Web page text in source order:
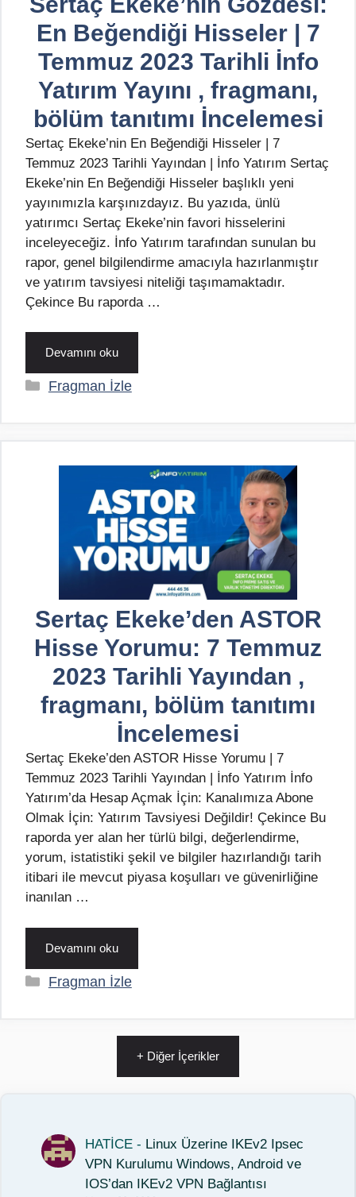
En Beğendiği Hisseler | 7
Temmuz 2023 Tarihli İnfo
Yatırım Yayını , fragmanı,
bölüm tanıtımı İncelemesi
Sertaç Ekeke’nin En Beğendiği Hisseler | 7
Temmuz 2023 Tarihli Yayından | İnfo Yatırım Sertaç
Ekeke’nin En Beğendiği Hisseler başlıklı yeni
yayınımızla karşınızdayız. Bu yazıda, ünlü
yatırımcı Sertaç Ekeke’nin favori hisselerini
inceleyeceğiz. İnfo Yatırım tarafından sunulan bu
rapor, genel bilgilendirme amacıyla hazırlanmıştır
ve yatırım tavsiyesi niteliği taşımamaktadır.
Çekince Bu raporda …
Devamını oku
Kategoriler
Fragman İzle
Sertaç Ekeke’den ASTOR
Hisse Yorumu: 7 Temmuz
2023 Tarihli Yayından ,
fragmanı, bölüm tanıtımı
İncelemesi
Sertaç Ekeke’den ASTOR Hisse Yorumu | 7
Temmuz 2023 Tarihli Yayından | İnfo Yatırım İnfo
Yatırım’da Hesap Açmak İçin: Kanalımıza Abone
Olmak İçin: Yatırım Tavsiyesi Değildir! Çekince Bu
raporda yer alan her türlü bilgi, değerlendirme,
yorum, istatistiki şekil ve bilgiler hazırlandığı tarih
itibari ile mevcut piyasa koşulları ve güvenirliğine
inanılan …
Devamını oku
Kategoriler
Fragman İzle
+ Diğer İçerikler
HATİCE - Linux Üzerine IKEv2 Ipsec
VPN Kurulumu Windows, Android ve
IOS’dan IKEv2 VPN Bağlantısı